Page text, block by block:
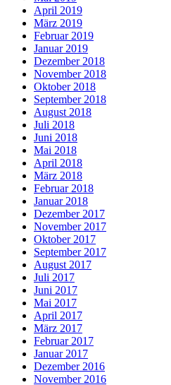
April 2019
März 2019
Februar 2019
Januar 2019
Dezember 2018
November 2018
Oktober 2018
September 2018
August 2018
Juli 2018
Juni 2018
Mai 2018
April 2018
März 2018
Februar 2018
Januar 2018
Dezember 2017
November 2017
Oktober 2017
September 2017
August 2017
Juli 2017
Juni 2017
Mai 2017
April 2017
März 2017
Februar 2017
Januar 2017
Dezember 2016
November 2016